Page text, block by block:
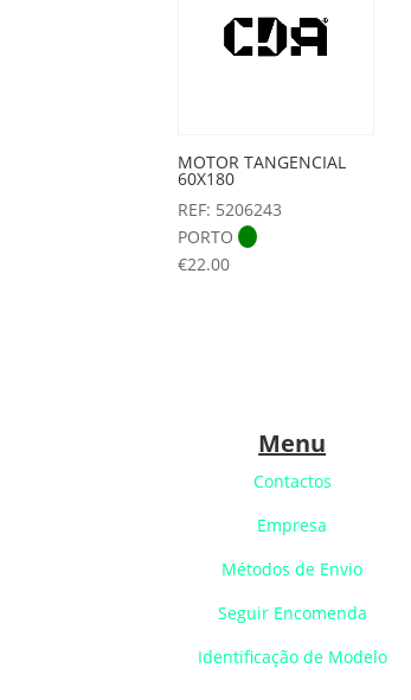
MOTOR TANGENCIAL
60X180
REF: 5206243
PORTO
€22.00
Menu
Contactos
Empresa
Métodos de Envio
Seguir Encomenda
Identificação de Modelo